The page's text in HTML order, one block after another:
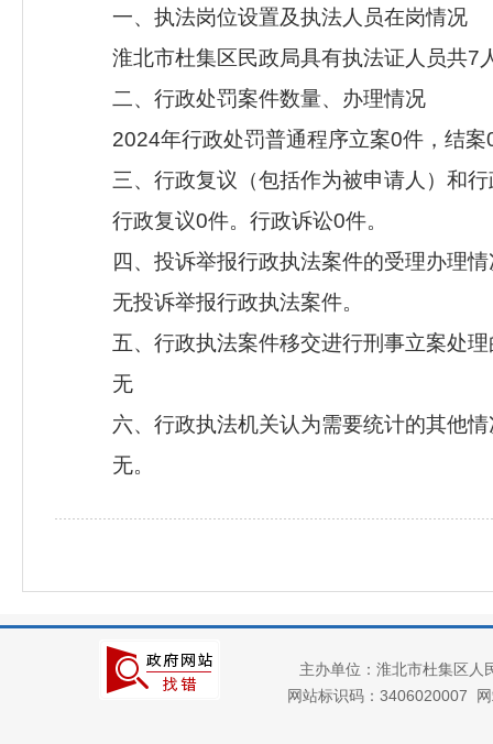
一、执法岗位设置及执法人员在岗情况
淮北市杜集区民政局具有执法证人员共7
二、行政处罚案件数量、办理情况
2024年行政处罚普通程序立案0件，结
三、行政复议（包括作为被申请人）和
行政复议0件。行政诉讼0件。
四、投诉举报行政执法案件的受理办理
无投诉举报行政执法案件。
五、行政执法案件移交进行刑事立案处
无
六、行政执法机关认为需要统计的其他
无。
主办单位：淮北市杜集区
网站标识码：3406020007